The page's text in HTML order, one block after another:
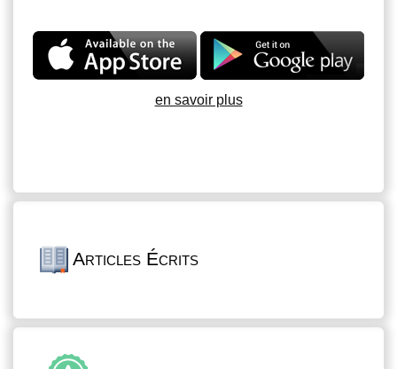
en savoir plus
Articles Écrits